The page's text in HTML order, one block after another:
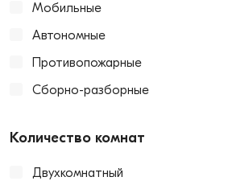
Мобильные
Автономные
Противопожарные
Сборно-разборные
Количество комнат
Двухкомнатный